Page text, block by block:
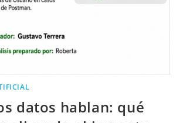
datos hablan: qué